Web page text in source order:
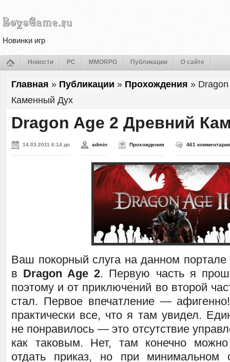
Новинки игр
Новости PC MMORPG Публикации О сайте
Главная » Публикации » Прохождения »
Каменный Дух
Dragon Age 2 Древний
14.03.2011 6:14 дп admin Прохождения 461
Ваш покорный слуга на данном портале
в Dragon Age 2. Первую часть я
поэтому и от приключений во второй
стал. Первое впечатление —
практически все, что я там увидел.
не понравилось — это отсутствие
как таковым. Нет, там конечно
отдать приказ, но при минимальном